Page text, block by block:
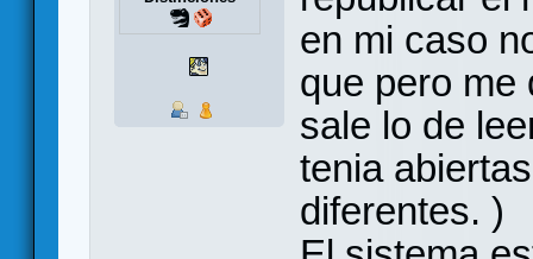
en mi caso
que pero me
sale lo de
tenia
diferentes. )